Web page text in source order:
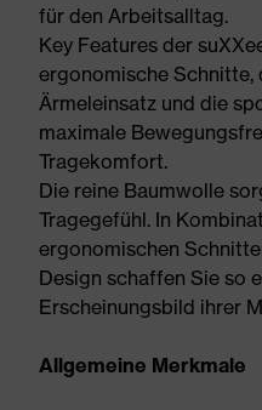
für den Arbeitsalltag.
Key Features der
ergonomische Schnitte,
Ärmeleinsatz und die
maximale
Tragekomfort.
Die reine Baumwolle
Tragegefühl. In
ergonomischen
Design schaffen Sie so
Erscheinungsbild ihrer
Allgemeine Merkmale